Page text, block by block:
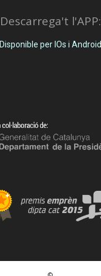
Descarrega't l'APP:
Disponible per IOs i Android